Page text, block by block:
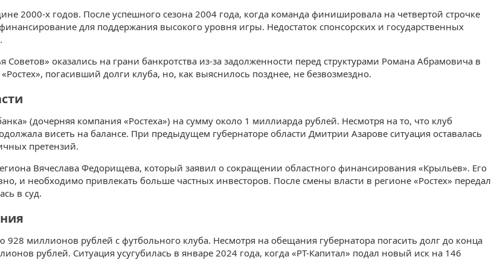
2000-х годов. После успешного сезона 2004 года, когда команда финишировала на четвертой строчке
для поддержания высокого уровня игры. Недостаток спонсорских и государственных
оказались на грани банкротства из-за задолженности перед структурами Романа Абрамовича в
погасивший долги клуба, но, как выяснилось позднее, не безвозмездно.
(дочерняя компания «Ростеха») на сумму около 1 миллиарда рублей. Несмотря на то, что клуб
висеть на балансе. При предыдущем губернаторе области Дмитрии Азарове ситуация оставалась
претензий.
Вячеслава Федорищева, который заявил о сокращении областного финансирования «Крыльев». Его
и необходимо привлекать больше частных инвесторов. После смены власти в регионе «Ростех» передал
в суд.
миллионов рублей с футбольного клуба. Несмотря на обещания губернатора погасить долг до конца
рублей. Ситуация усугубилась в январе 2024 года, когда «РТ-Капитал» подал новый иск на 146